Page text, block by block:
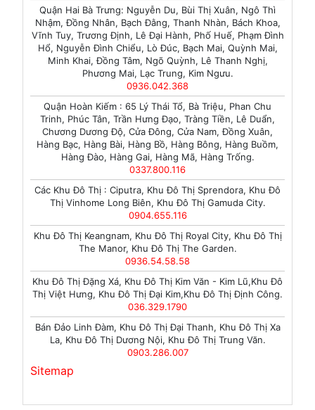
Quận Hai Bà Trưng: Nguyễn Du, Bùi Thị Xuân, Ngô Thì
Nhậm, Đồng Nhân, Bạch Đằng, Thanh Nhàn, Bách Khoa,
Vĩnh Tuy, Trương Định, Lê Đại Hành, Phố Huế, Phạm Đình
Hổ, Nguyễn Đình Chiểu, Lò Đúc, Bạch Mai, Quỳnh Mai,
Minh Khai, Đồng Tâm, Ngõ Quỳnh, Lê Thanh Nghị,
Phương Mai, Lạc Trung, Kim Ngưu.
0936.042.368
Quận Hoàn Kiếm : 65 Lý Thái Tổ, Bà Triệu, Phan Chu
Trinh, Phúc Tân, Trần Hưng Đạo, Tràng Tiền, Lê Duẩn,
Chương Dương Độ, Cửa Đông, Cửa Nam, Đồng Xuân,
Hàng Bạc, Hàng Bài, Hàng Bồ, Hàng Bông, Hàng Buồm,
Hàng Đào, Hàng Gai, Hàng Mã, Hàng Trống.
0337.800.116
Các Khu Đô Thị : Ciputra, Khu Đô Thị Sprendora, Khu Đô
Thị Vinhome Long Biên, Khu Đô Thị Gamuda City.
0904.655.116
Khu Đô Thị Keangnam, Khu Đô Thị Royal City, Khu Đô Thị
The Manor, Khu Đô Thị The Garden.
0936.54.58.58
Khu Đô Thị Đặng Xá, Khu Đô Thị Kim Văn - Kim Lũ,Khu Đô
Thị Việt Hưng, Khu Đô Thị Đại Kim,Khu Đô Thị Định Công.
036.329.1790
Bán Đảo Linh Đàm, Khu Đô Thị Đại Thanh, Khu Đô Thị Xa
La, Khu Đô Thị Dương Nội, Khu Đô Thị Trung Văn.
0903.286.007
Sitemap